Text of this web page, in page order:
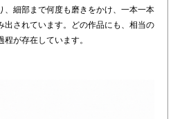
、細部まで何度も磨きをかけ、一本一本
出されています。どの作品にも、相当の
が存在しています。